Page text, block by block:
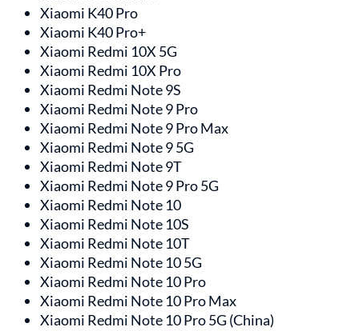
Xiaomi K40 Pro
Xiaomi K40 Pro+
Xiaomi Redmi 10X 5G
Xiaomi Redmi 10X Pro
Xiaomi Redmi Note 9S
Xiaomi Redmi Note 9 Pro
Xiaomi Redmi Note 9 Pro Max
Xiaomi Redmi Note 9 5G
Xiaomi Redmi Note 9T
Xiaomi Redmi Note 9 Pro 5G
Xiaomi Redmi Note 10
Xiaomi Redmi Note 10S
Xiaomi Redmi Note 10T
Xiaomi Redmi Note 10 5G
Xiaomi Redmi Note 10 Pro
Xiaomi Redmi Note 10 Pro Max
Xiaomi Redmi Note 10 Pro 5G (China)